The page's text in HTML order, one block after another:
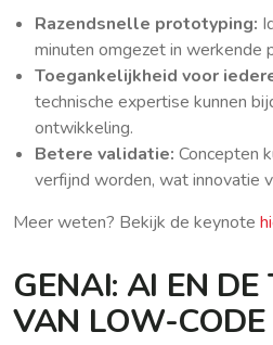
Razendsnelle prototyping:
minuten omgezet in werkende
Toegankelijkheid voor
technische expertise kunnen
ontwikkeling.
Betere validatie: Concepten
verfijnd worden, wat innovatie
Meer weten? Bekijk de keynote
GENAI: AI EN
VAN LOW-CODE